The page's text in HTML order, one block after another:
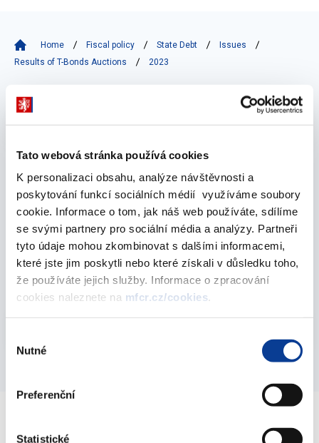
Tato webová stránka používá cookies
K personalizaci obsahu, analýze návštěvnosti a
poskytování funkcí sociálních médií využíváme soubory
cookie. Informace o tom, jak náš web používáte, sdílíme
se svými partnery pro sociální média a analýzy. Partneři
tyto údaje mohou zkombinovat s dalšími informacemi,
které jste jim poskytli nebo které získali v důsledku toho,
že používáte jejich služby. Informace o zpracování
cookies naleznete na mfcr.cz/cookies.
souhlasu
Nutné
Preferenční
Statistické
Home Fiscal policy State Debt
Issues
Results of T-Bonds Auctions
2023
Vyberte
December 2023
Results of T-Bonds Auctions - 2023
14. December 2023
Vyberte